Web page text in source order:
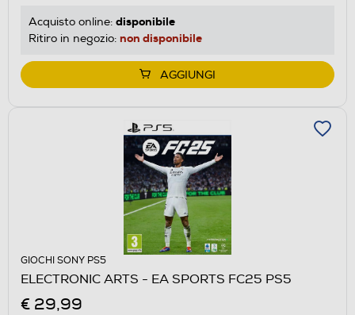
Acquisto online: disponibile
Ritiro in negozio: non disponibile
AGGIUNGI
GIOCHI SONY PS5
ELECTRONIC ARTS - EA SPORTS FC25 PS5
€ 29,99